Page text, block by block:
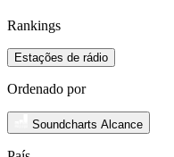
Rankings
Estações de rádio
Ordenado por
Soundcharts Alcance